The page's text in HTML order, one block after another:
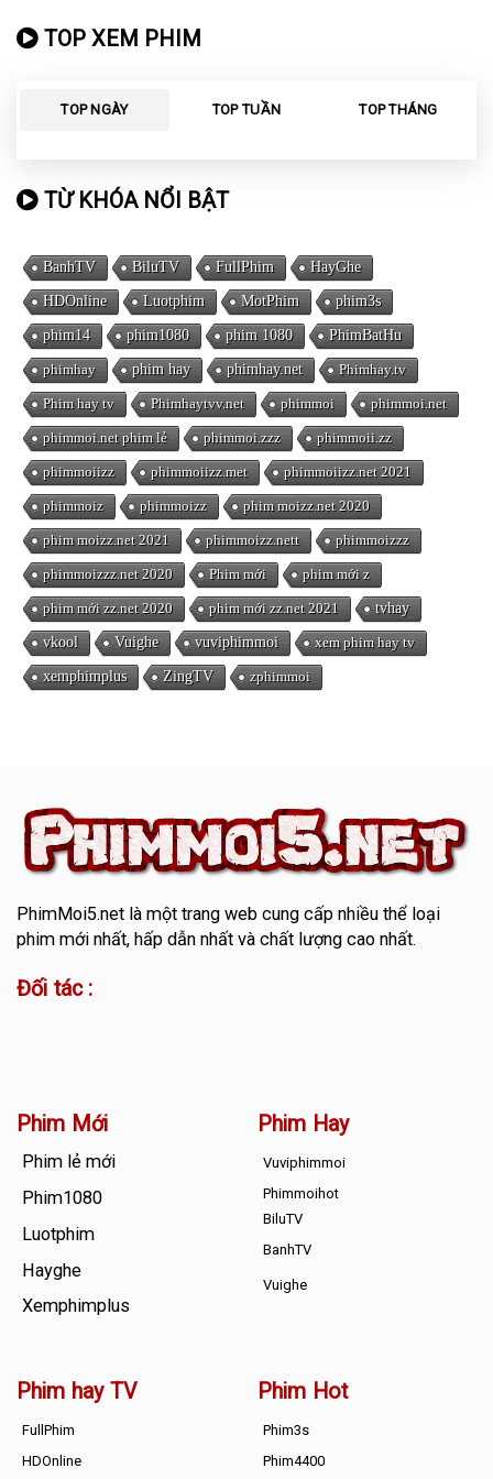
TOP XEM PHIM
TOP NGÀY TOP TUẦN TOP THÁNG
TỪ KHÓA NỔI BẬT
BanhTV BiluTV FullPhim HayGhe
HDOnline Luotphim MotPhim phim3s
phim14 phim1080 phim 1080 PhimBatHu
phimhay phim hay phimhay.net Phimhay.tv
Phim hay tv Phimhaytvv.net phimmoi phimmoi.net
phimmoi.net phim lẻ phimmoi.zzz phimmoii.zz
phimmoiizz phimmoiizz.met phimmoiizz.net 2021
phimmoiz phimmoizz phim moizz.net 2020
phim moizz.net 2021 phimmoizz.nett phimmoizzz
phimmoizzz.net 2020 Phim mới phim mới z
phim mới zz.net 2020 phim mới zz.net 2021 tvhay
vkool Vuighe vuviphimmoi xem phim hay tv
xemphimplus ZingTV zphimmoi
PhimMoi5.netlà một trang web cung cấp nhiều thể loại
phim mới nhất, hấp dẫn nhất và chất lượng cao nhất.
Đối tác :
Phim Mới
Phim lẻ mới
Phim1080
Luotphim
Hayghe
Xemphimplus
Phim Hay
Vuviphimmoi
Phimmoihot
BiluTV
BanhTV
Vuighe
Phim hay TV
FullPhim
HDOnline
Phim Hot
Phim3s
Phim4400